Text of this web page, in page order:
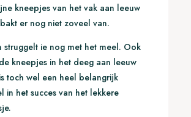
kneepjes van het vak aan leeuw
er nog niet zoveel van.
struggelt ie nog met het meel. Ook
kneepjes in het deeg aan leeuw
toch wel een heel belangrijk
in het succes van het lekkere